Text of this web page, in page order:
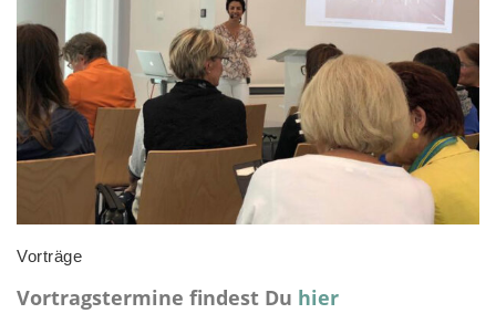
Vorträge
Vortragstermine findest Du hier